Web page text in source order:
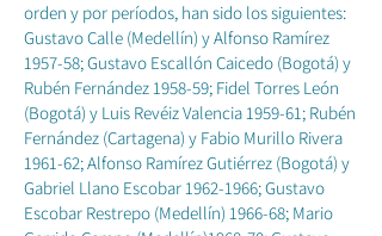
orden y por períodos, han sido los siguientes:
Gustavo Calle (Medellín) y Alfonso Ramírez
1957-58; Gustavo Escallón Caicedo (Bogotá) y
Rubén Fernández 1958-59; Fidel Torres León
(Bogotá) y Luis Revéiz Valencia 1959-61; Rubén
Fernández (Cartagena) y Fabio Murillo Rivera
1961-62; Alfonso Ramírez Gutiérrez (Bogotá) y
Gabriel Llano Escobar1962-1966; Gustavo
Escobar Restrepo (Medellín) 1966-68; Mario